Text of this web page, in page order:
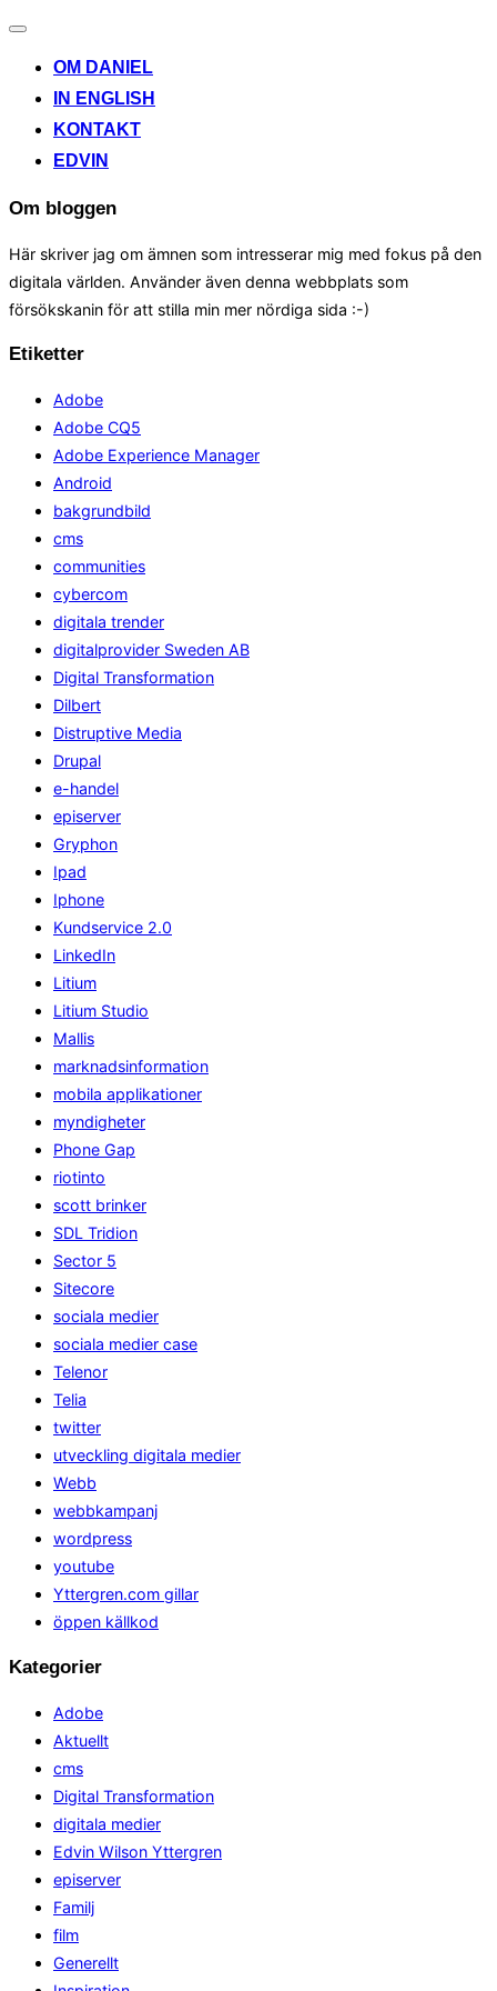
Toggle
OM DANIEL
IN ENGLISH
KONTAKT
EDVIN
Om bloggen
Här skriver jag om ämnen som intresserar mig med fokus på den
digitala världen. Använder även denna webbplats som
försökskanin för att stilla min mer nördiga sida :-)
Etiketter
Adobe
Adobe CQ5
Adobe Experience Manager
Android
bakgrundbild
cms
communities
cybercom
digitala trender
digitalprovider Sweden AB
Digital Transformation
Dilbert
Distruptive Media
Drupal
e-handel
episerver
Gryphon
Ipad
Iphone
Kundservice 2.0
LinkedIn
Litium
Litium Studio
Mallis
marknadsinformation
mobila applikationer
myndigheter
Phone Gap
riotinto
scott brinker
SDL Tridion
Sector 5
Sitecore
sociala medier
sociala medier case
Telenor
Telia
twitter
utveckling digitala medier
Webb
webbkampanj
wordpress
youtube
Yttergren.com gillar
öppen källkod
Kategorier
Adobe
Aktuellt
cms
Digital Transformation
digitala medier
Edvin Wilson Yttergren
episerver
Familj
film
Generellt